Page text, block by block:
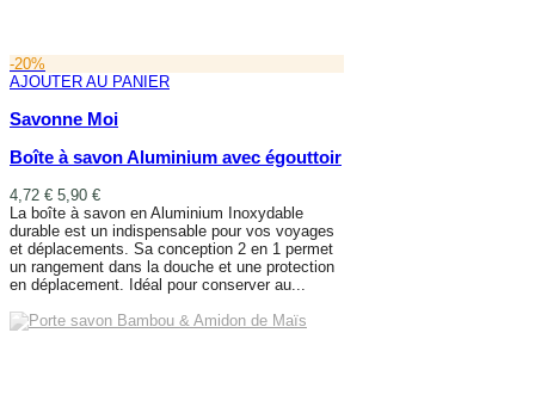
-20%
AJOUTER AU PANIER
Savonne Moi
Boîte à savon Aluminium avec égouttoir
4,72 € 5,90 €
La boîte à savon en Aluminium Inoxydable
durable est un indispensable pour vos voyages
et déplacements. Sa conception 2 en 1 permet
un rangement dans la douche et une protection
en déplacement. Idéal pour conserver au...